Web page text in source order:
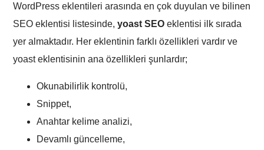
WordPress eklentileri arasında en çok duyulan ve bilinen
SEO eklentisi listesinde,yoast SEOeklentisi ilk sırada
yer almaktadır. Her eklentinin farklı özellikleri vardır ve
yoast eklentisinin ana özellikleri şunlardır;
Okunabilirlik kontrolü,
Snippet,
Anahtar kelime analizi,
Devamlı güncelleme,